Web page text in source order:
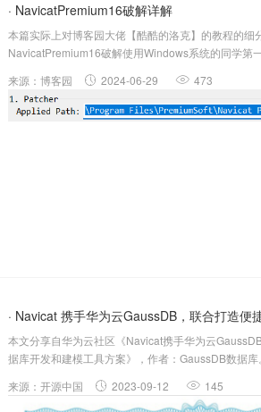
· NavicatPremium16破解详解
本篇实际上对博客园大佬【酷酷的洛克】的教程的细
NavicatPremium16破解使用Windows系统的同学第
临时关闭Windows安全中心之后按照正常流程先将
来源：博客园 2024-06-29 473
· Navicat 携手华为云GaussDB，联合打造便
模工具方案
本文分享自华为云社区《Navicat携手华为云
据库开发和建模工具方案》，作者：GaussDB数据
书。Navicat作为华为云Gaus...
来源：开源中国 2023-09-12 145